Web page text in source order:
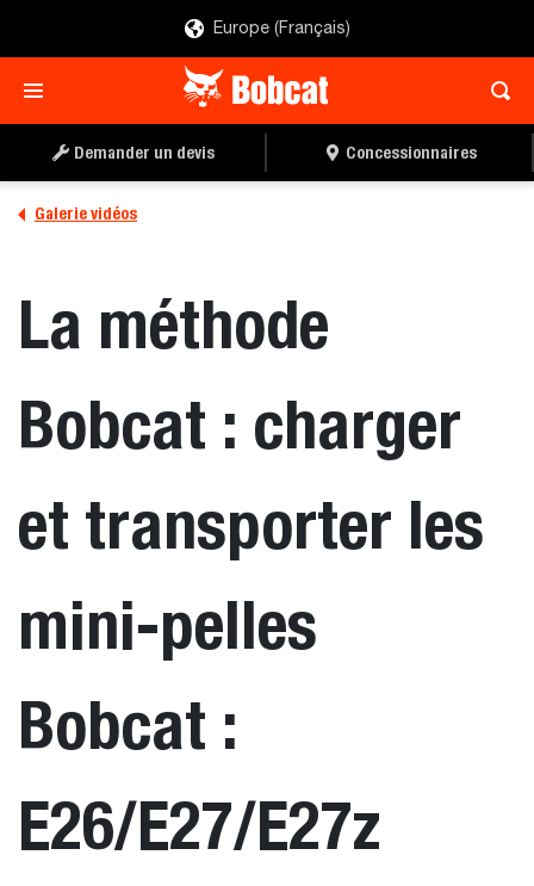
Europe (Français)
Demander un devis Concessionnaires
Galerie vidéos
La méthode
Bobcat : charger
et transporter les
mini-pelles
Bobcat :
E26/E27/E27z